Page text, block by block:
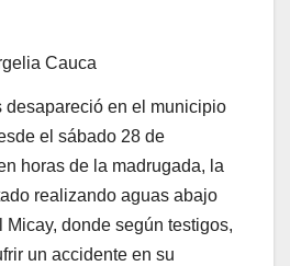
Cauca
desapareció en el municipio
el sábado 28 de
horas de la madrugada, la
realizando aguas abajo
donde según testigos,
un accidente en su